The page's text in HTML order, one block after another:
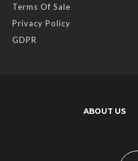
Terms Of Sale
Privacy Policy
GDPR
ABOUT US